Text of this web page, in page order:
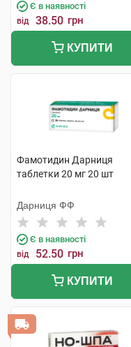
Є в наявності
від 38.50 грн
КУПИТИ
Фамотидин Дарниця
таблетки 20 мг 20 шт
Дарниця ФФ
Є в наявності
від 52.50 грн
КУПИТИ